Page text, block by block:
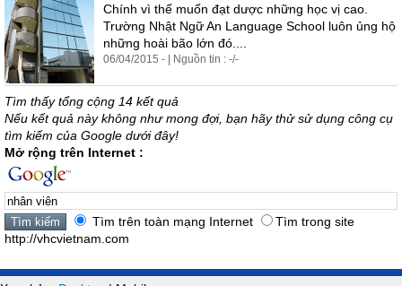
Chính vì thế muốn đạt dược những học vị cao.
Trường Nhật Ngữ An Language School luôn ủng hộ
những hoài bão lớn đó....
06/04/2015 - | Nguồn tin : -/-
Tìm thấy tổng cộng 14 kết quả
Nếu kết quả này không như mong đợi, bạn hãy thử sử dụng công cụ
tìm kiếm của Google dưới đây!
Mở rộng trên Internet :
Tìm trên toàn mạng Internet
Tìm trong site
http://vhcvietnam.com